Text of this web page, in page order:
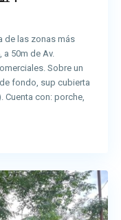
de las zonas más
50m de Av.
Sobre un
fondo, sup cubierta
Cuenta con: porche,